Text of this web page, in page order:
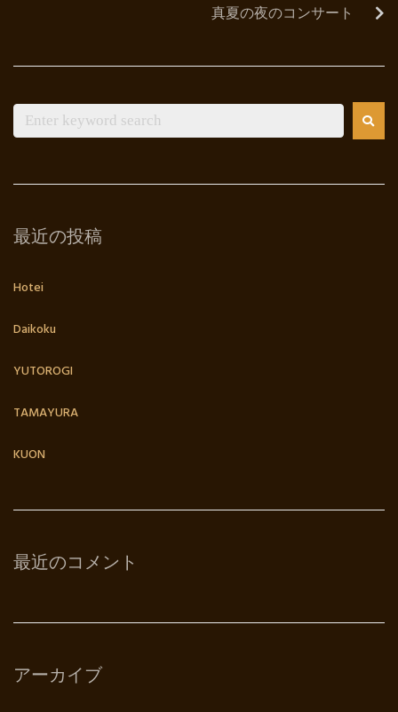
真夏の夜のコンサート
最近の投稿
Hotei
Daikoku
YUTOROGI
TAMAYURA
KUON
最近のコメント
アーカイブ